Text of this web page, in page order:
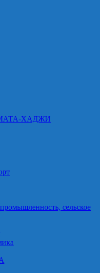
ХАДЖИ
сельское